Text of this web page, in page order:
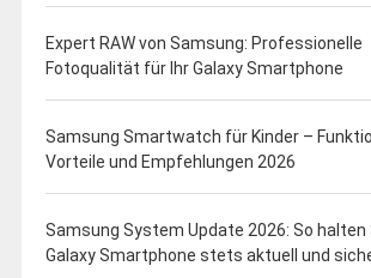
Expert RAW von Samsung: Professionelle
Fotoqualität für Ihr Galaxy Smartphone
Samsung Smartwatch für Kinder –
Vorteile und Empfehlungen 2026
Samsung System Update 2026: So halten
Galaxy Smartphone stets aktuell und